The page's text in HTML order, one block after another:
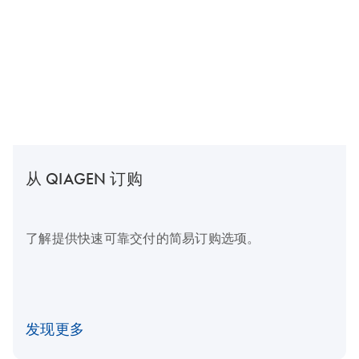
从 QIAGEN 订购
了解提供快速可靠交付的简易订购选项。
发现更多